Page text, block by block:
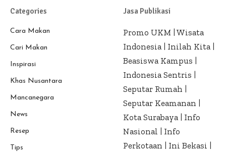
Categories
Cara Makan
Cari Makan
Inspirasi
Khas Nusantara
Mancanegara
News
Resep
Tips
Jasa Publikasi
Promo UKM Wisata
Indonesia
Inilah Kita
Beasiswa Kampus
Indonesia Sentris
Seputar Rumah
Seputar Keamanan
Kota Surabaya
Info
Nasional
Info
Perkotaan
Ini Bekasi